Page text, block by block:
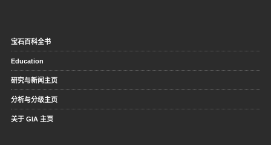
宝石百科全书
Education
研究与新闻主页
分析与分级主页
关于 GIA 主页